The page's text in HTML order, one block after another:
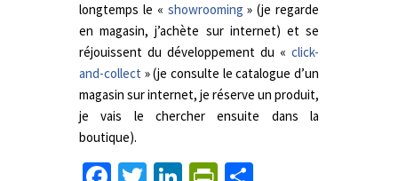
longtemps le « showrooming » (je regarde
en magasin, j’achète sur internet) et se
réjouissent du développement du « click-
and-collect » (je consulte le catalogue d’un
magasin sur internet, je réserve un produit,
je vais le chercher ensuite dans la
boutique).